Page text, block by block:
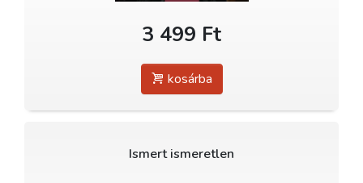
3 499 Ft
kosárba
Ismert ismeretlen